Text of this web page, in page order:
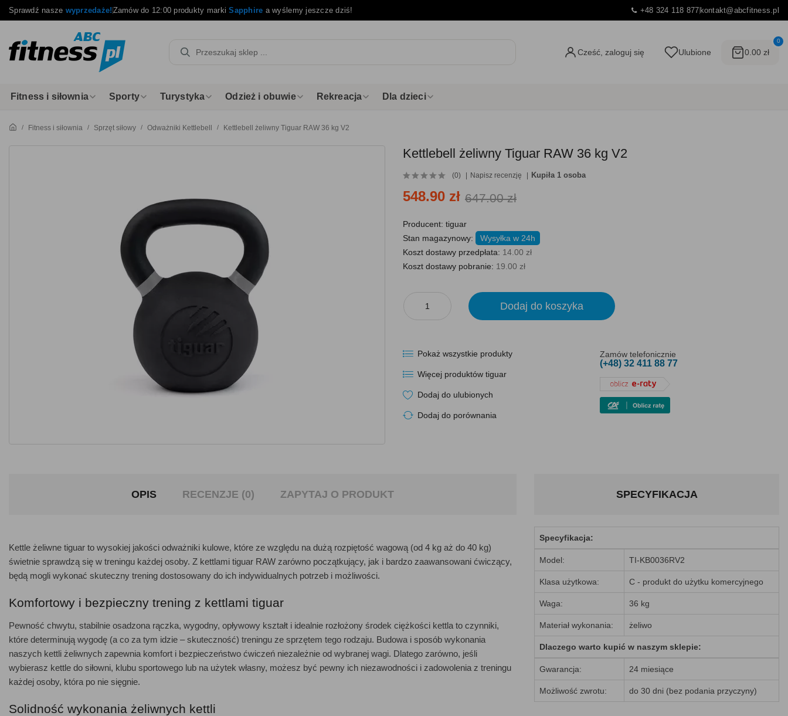
Sprawdź nasze wyprzedaże!Zamów do 12:00 produkty markiSapphire a wyślemy jeszcze dziś! +48 324 118 877kontakt@abcfitness.pl
Cześć, zaloguj się Ulubione
0
0.00 zł
Fitness i siłownia Sporty Turystyka Odzież i obuwie Rekreacja Dla dzieci
Fitness i siłownia Sprzęt siłowy Odważniki Kettlebell Kettlebell żeliwny Tiguar RAW 36 kg V2
Kettlebell żeliwny Tiguar RAW 36 kg V2
(0) Napisz recenzję Kupiła 1 osoba
548.90 zł 647.00 zł
Producent: tiguar
Stan magazynowy:
Wysyłka w 24h
Koszt dostawy przedpłata: 14.00 zł
Koszt dostawy pobranie: 19.00 zł
Dodaj do koszyka
Pokaż wszystkie produkty
Więcej produktów tiguar
Dodaj do ulubionych
Dodaj do porównania
Zamów telefonicznie
(+48) 32 411 88 77
OPIS RECENZJE (0) ZAPYTAJ O PRODUKT
Kettle żeliwne tiguar to wysokiej jakości odważniki kulowe, które ze względu na dużą rozpiętość wagową (od 4 kg aż do 40 kg)
świetnie sprawdzą się w treningu każdej osoby. Z kettlami tiguar RAW zarówno początkujący, jak i bardzo zaawansowani ćwiczący,
będą mogli wykonać skuteczny trening dostosowany do ich indywidualnych potrzeb i możliwości.
Komfortowy i bezpieczny trening z kettlami tiguar
Pewność chwytu, stabilnie osadzona rączka, wygodny, opływowy kształt i idealnie rozłożony środek ciężkości kettla to czynniki,
które determinują wygodę (a co za tym idzie – skuteczność) treningu ze sprzętem tego rodzaju. Budowa i sposób wykonania
naszych kettli żeliwnych zapewnia komfort i bezpieczeństwo ćwiczeń niezależnie od wybranej wagi. Dlatego zarówno, jeśli
wybierasz kettle do siłowni, klubu sportowego lub na użytek własny, możesz być pewny ich niezawodności i zadowolenia z treningu
każdej osoby, która po nie sięgnie.
Solidność wykonania żeliwnych kettli
SPECYFIKACJA
Specyfikacja:
Model: TI-KB0036RV2
Klasa użytkowa: C - produkt do użytku komercyjnego
Waga: 36 kg
Materiał wykonania: żeliwo
Dlaczego warto kupić w naszym sklepie:
Gwarancja: 24 miesiące
Możliwość zwrotu: do 30 dni (bez podania przyczyny)